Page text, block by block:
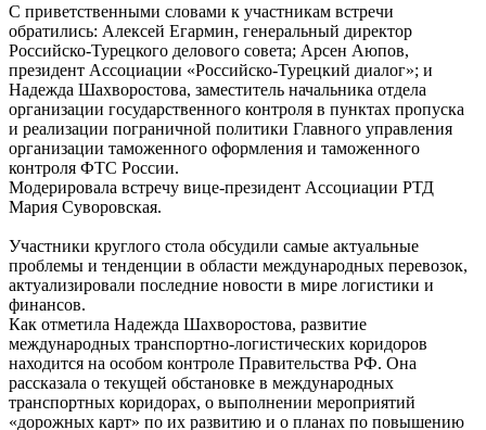
С приветственными словами к участникам встречи
обратились: Алексей Егармин, генеральный директор
Российско-Турецкого делового совета; Арсен Аюпов,
президент Ассоциации «Российско-Турецкий диалог»; и
Надежда Шахворостова, заместитель начальника отдела
организации государственного контроля в пунктах пропуска
и реализации пограничной политики Главного управления
организации таможенного оформления и таможенного
контроля ФТС России.
Модерировала встречу вице-президент Ассоциации РТД
Мария Суворовская.
Участники круглого стола обсудили самые актуальные
проблемы и тенденции в области международных перевозок,
актуализировали последние новости в мире логистики и
финансов.
Как отметила Надежда Шахворостова, развитие
международных транспортно-логистических коридоров
находится на особом контроле Правительства РФ. Она
рассказала о текущей обстановке в международных
транспортных коридорах, о выполнении мероприятий
«дорожных карт» по их развитию и о планах по повышению